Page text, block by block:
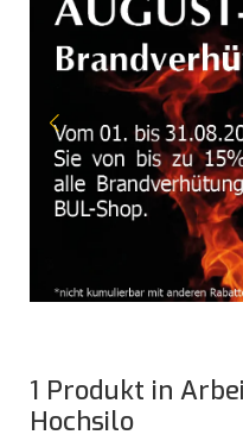
1 Produkt in
Hochsilo